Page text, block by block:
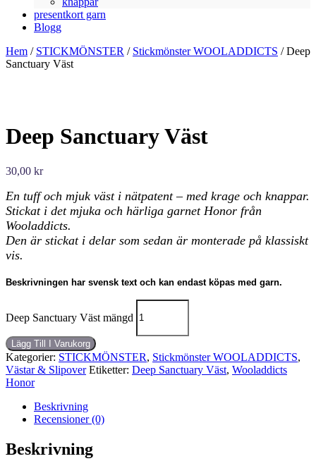
presentkort garn
Blogg
Hem / STICKMÖNSTER / Stickmönster WOOLADDICTS / Deep
Sanctuary Väst
Deep Sanctuary Väst
30,00 kr
En tuff och mjuk väst i nätpatent – med krage och knappar.
Stickat i det mjuka och härliga garnet Honor från
Wooladdicts.
Den är stickat i delar som sedan är monterade på klassiskt
vis.
Beskrivningen har svensk text och kan endast köpas med garn.
Deep Sanctuary Väst mängd
Lägg Till I Varukorg
Kategorier: STICKMÖNSTER, Stickmönster WOOLADDICTS,
Västar & Slipover Etiketter: Deep Sanctuary Väst, Wooladdicts
Honor
Beskrivning
Recensioner (0)
Beskrivning